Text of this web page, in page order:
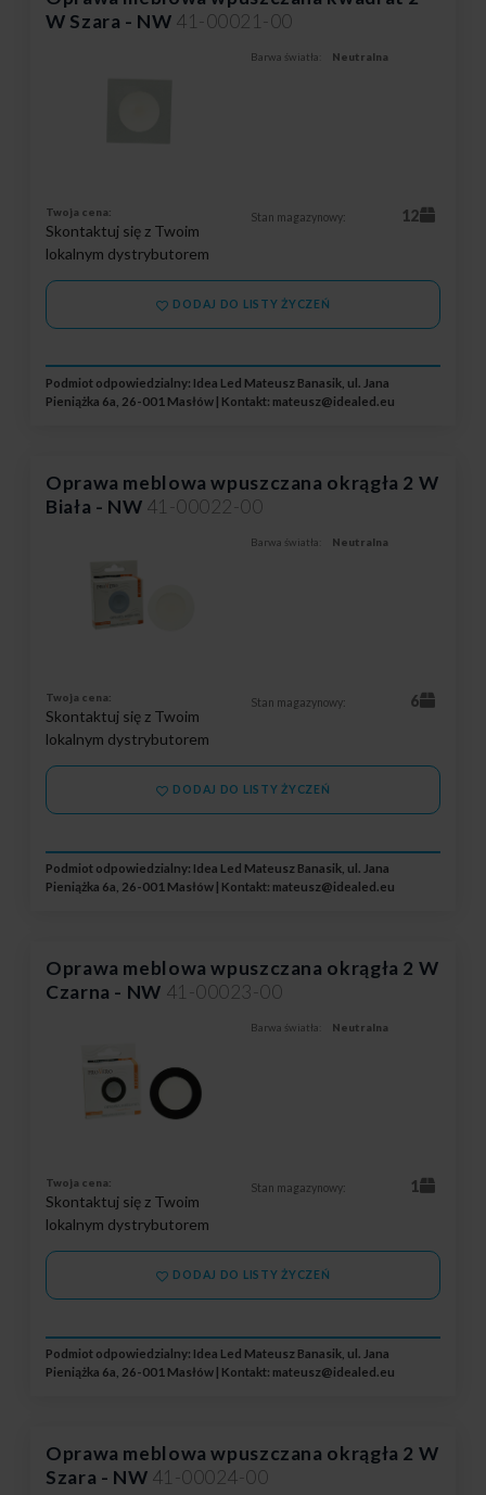
W Szara - NW 41-00021-00
Barwa światła: Neutralna
Twoja cena:
Skontaktuj się z Twoim
lokalnym dystrybutorem
Stan magazynowy: 12
DODAJ DO LISTY ŻYCZEŃ
Podmiot odpowiedzialny: Idea Led Mateusz Banasik, ul. Jana
Pieniążka 6a, 26-001 Masłów | Kontakt: mateusz@idealed.eu
Oprawa meblowa wpuszczana okrągła 2 W
Biała - NW 41-00022-00
Barwa światła: Neutralna
Twoja cena:
Skontaktuj się z Twoim
lokalnym dystrybutorem
Stan magazynowy: 6
DODAJ DO LISTY ŻYCZEŃ
Podmiot odpowiedzialny: Idea Led Mateusz Banasik, ul. Jana
Pieniążka 6a, 26-001 Masłów | Kontakt: mateusz@idealed.eu
Oprawa meblowa wpuszczana okrągła 2 W
Czarna - NW 41-00023-00
Barwa światła: Neutralna
Twoja cena:
Skontaktuj się z Twoim
lokalnym dystrybutorem
Stan magazynowy: 1
DODAJ DO LISTY ŻYCZEŃ
Podmiot odpowiedzialny: Idea Led Mateusz Banasik, ul. Jana
Pieniążka 6a, 26-001 Masłów | Kontakt: mateusz@idealed.eu
Oprawa meblowa wpuszczana okrągła 2 W
Szara - NW 41-00024-00